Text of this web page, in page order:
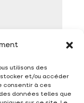
utilisons des
stocker et/ou accéder
consentir à ces
données telles que